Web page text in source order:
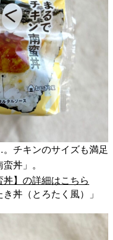
チキンのサイズも満足
丼」。
】の詳細はこちら
丼（とろたく風）」